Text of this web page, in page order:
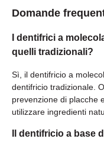
Domande
I dentifrici a
quelli tradizionali?
Sì, il dentifricio a
dentifricio tradizionale.
prevenzione di placche
utilizzare ingredienti
Il dentifricio a base